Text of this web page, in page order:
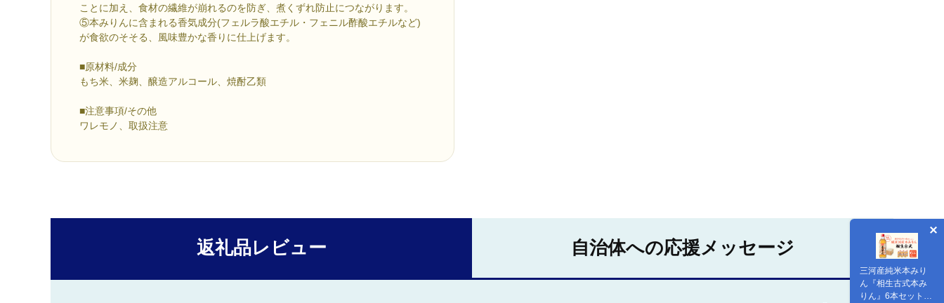
ことに加え、食材の繊維が崩れるのを防ぎ、煮くずれ防止につながります。
⑤本みりんに含まれる香気成分(フェルラ酸エチル・フェニル酢酸エチルなど)
が食欲のそそる、風味豊かな香りに仕上げます。
■原材料/成分
もち米、米麹、醸造アルコール、焼酎乙類
■注意事項/その他
ワレモノ、取扱注意
三河産純米本みり
ん『相生古式本み
りん』6本セット・
返礼品レビュー 自治体への応援メッセージ